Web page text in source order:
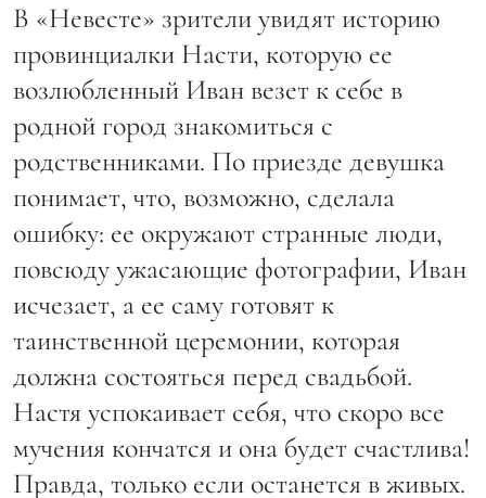
В «Невесте» зрители увидят историю
провинциалки Насти, которую ее
возлюбленный Иван везет к себе в
родной город знакомиться с
родственниками. По приезде девушка
понимает, что, возможно, сделала
ошибку: ее окружают странные люди,
повсюду ужасающие фотографии, Иван
исчезает, а ее саму готовят к
таинственной церемонии, которая
должна состояться перед свадьбой.
Настя успокаивает себя, что скоро все
мучения кончатся и она будет счастлива!
Правда, только если останется в живых.